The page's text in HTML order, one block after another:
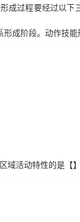
成过程要经过以下
成阶段。动作技能
域活动特性的是【】